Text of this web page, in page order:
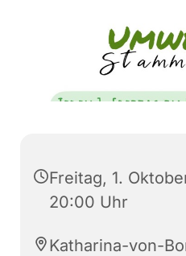
Freitag, 1.
20:00 Uhr
Katharina-von-